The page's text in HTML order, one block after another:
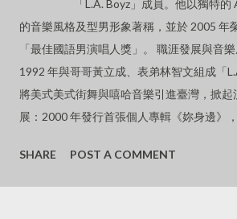
「L.A. Boyz」成員。他以獨特
的音樂風格及型男形象著稱，並於 2005 年
「最佳國語男演唱人獎」。 職涯發展與音
1992 年與哥哥黃立成、表弟林智文組成「
將美式美式街舞與嘻哈音樂引進臺灣，掀起
展：2000 年發行首張個人專輯《妳身邊》
年憑藉《黑的意念》專輯，擊敗周杰倫、
曲歌王寶座。 影視作品：曾主演電影《杜
SHARE POST A COMMENT